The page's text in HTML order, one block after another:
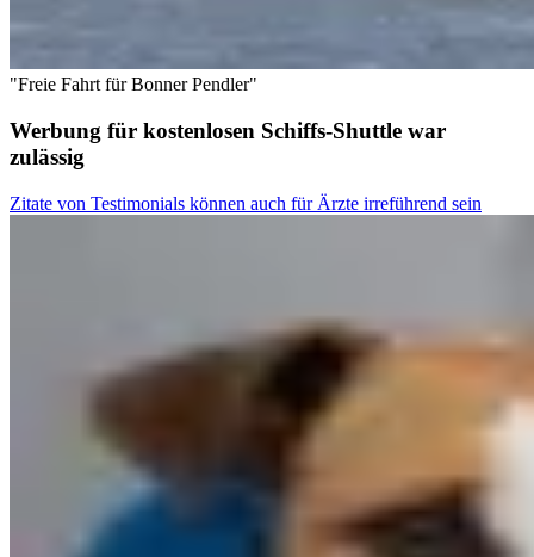
"Freie Fahrt für Bonner Pendler"
Werbung für kostenlosen Schiffs-Shuttle war
zulässig
Zitate von Testimonials können auch für Ärzte irreführend sein